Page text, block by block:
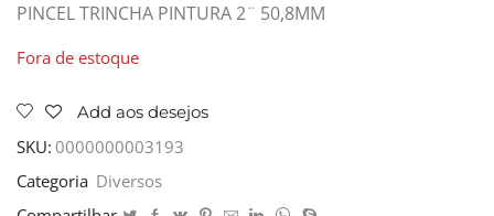
PINCEL TRINCHA PINTURA 2¨ 50,8MM
Fora de estoque
Add aos desejos
SKU: 0000000003193
Categoria Diversos